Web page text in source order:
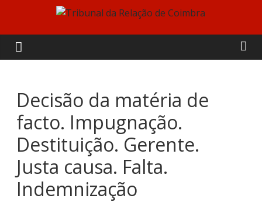
content
Tribunal
da
Relação
de
Coimbra
Decisão da matéria de
facto. Impugnação.
Destituição. Gerente.
Justa causa. Falta.
Indemnização